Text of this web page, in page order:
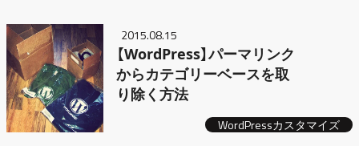
2015.08.15
【WordPress】パーマリンク
からカテゴリーベースを取
り除く方法
WordPressカスタマイズ